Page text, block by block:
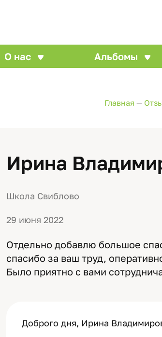
О нас Альбомы
Главная —
Ирина
Школа Свиблово
29 июня 2022
Отдельно добавлю большое
спасибо за ваш труд,
Было приятно с вами
Доброго дня, Ирина